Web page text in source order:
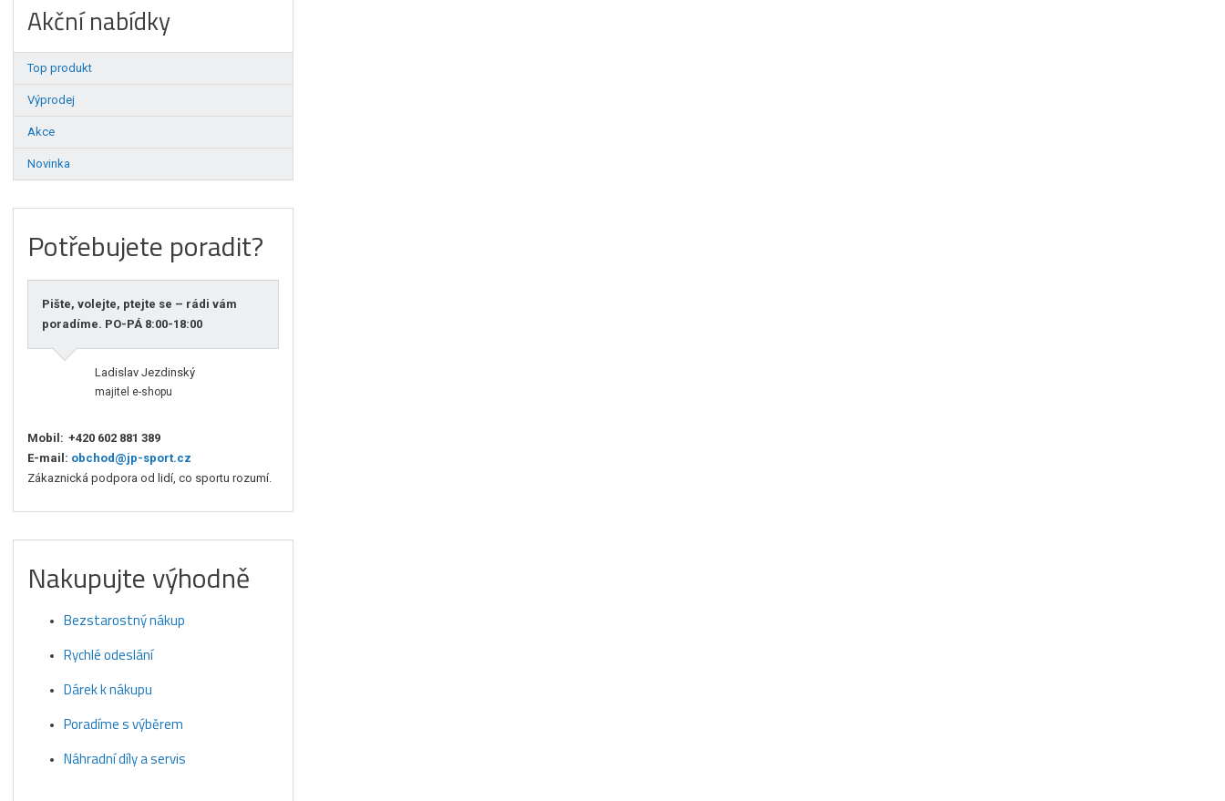
Akční nabídky
Top produkt
Výprodej
Akce
Novinka
Potřebujete poradit?
Pište, volejte, ptejte se – rádi vám
poradíme. PO-PÁ 8:00-18:00
Ladislav Jezdinský
majitel e-shopu
Mobil: +420 602 881 389
E-mail: obchod@jp-sport.cz
Zákaznická podpora od lidí, co sportu rozumí.
Nakupujte výhodně
Bezstarostný nákup
Rychlé odeslání
Dárek k nákupu
Poradíme s výběrem
Náhradní díly a servis